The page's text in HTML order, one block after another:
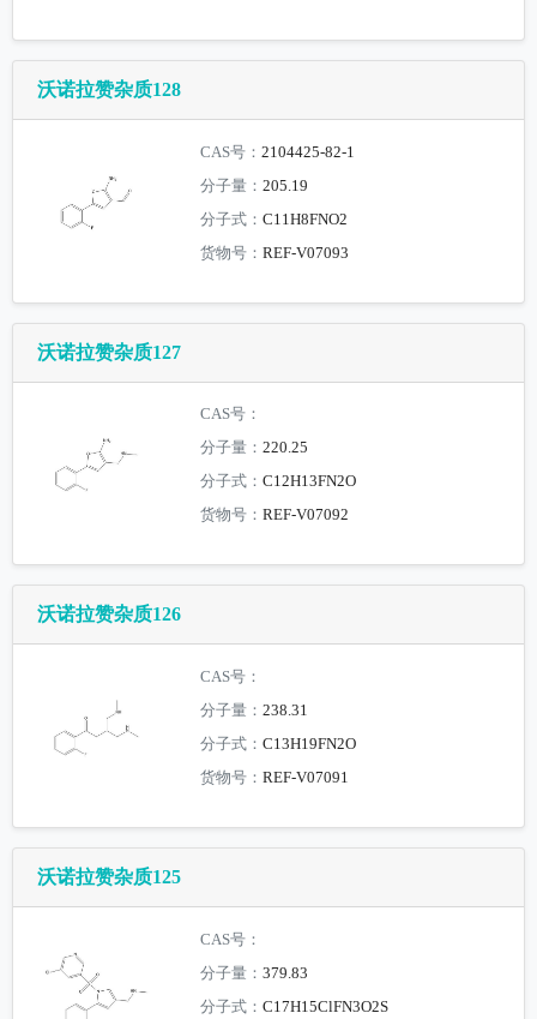
沃诺拉赞杂质128
CAS号：2104425-82-1
分子量：205.19
分子式：C11H8FNO2
货物号：REF-V07093
沃诺拉赞杂质127
CAS号：
分子量：220.25
分子式：C12H13FN2O
货物号：REF-V07092
沃诺拉赞杂质126
CAS号：
分子量：238.31
分子式：C13H19FN2O
货物号：REF-V07091
沃诺拉赞杂质125
CAS号：
分子量：379.83
分子式：C17H15ClFN3O2S